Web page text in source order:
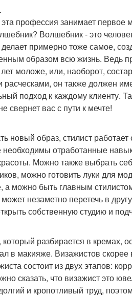
профессия занимает
Волшебник - это
примерно тоже самое,
образом всю жизнь. Ведь
моложе, или, наоборот,
он также должен
подход к каждому клиенту.
свернет вас с пути к мечте!
новый образ, стилист
необходимы отработанные
Можно также выбрать
можно готовить луки для
а можно быть главным
незаметно перетечь в
собственную студию и
который разбирается в кремах,
в макияже. Визажистов скорее
состоит из двух этапов:
сказать, что визажист это
и кропотливый труд,